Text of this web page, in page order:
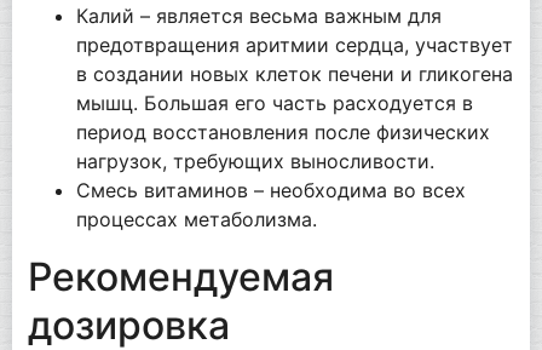
Калий – является весьма важным для
предотвращения аритмии сердца, участвует
в создании новых клеток печени и гликогена
мышц. Большая его часть расходуется в
период восстановления после физических
нагрузок, требующих выносливости.
Смесь витаминов – необходима во всех
процессах метаболизма.
Рекомендуемая
дозировка